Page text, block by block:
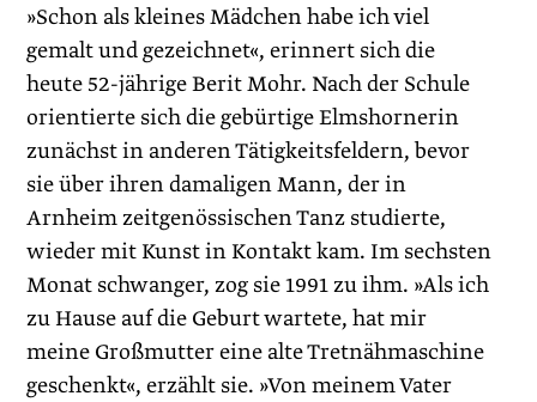
»Schon als kleines Mädchen habe ich viel
gemalt und gezeichnet«, erinnert sich die
heute 52-jährige Berit Mohr. Nach der Schule
orientierte sich die gebürtige Elmshornerin
zunächst in anderen Tätigkeitsfeldern, bevor
sie über ihren damaligen Mann, der in
Arnheim zeitgenössischen Tanz studierte,
wieder mit Kunst in Kontakt kam. Im sechsten
Monat schwanger, zog sie 1991 zu ihm. »Als ich
zu Hause auf die Geburt wartete, hat mir
meine Großmutter eine alte Tretnähmaschine
geschenkt«, erzählt sie. »Von meinem Vater